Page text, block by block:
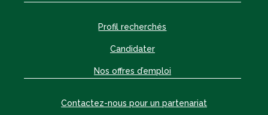
Profil recherchés
Candidater
Nos offres d’emploi
Contactez-nous pour un partenariat